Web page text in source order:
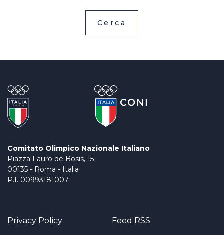
Cerca
Comitato Olimpico Nazionale Italiano
Piazza Lauro de Bosis, 15
00135 - Roma - Italia
P.I. 00993181007
Privacy Policy Feed RSS